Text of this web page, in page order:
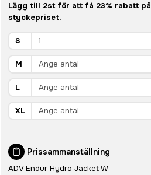
Lägg till 2st för att få 23% rabatt på
styckepriset.
S
M
L
XL
Prissammanställning
ADV Endur Hydro Jacket W